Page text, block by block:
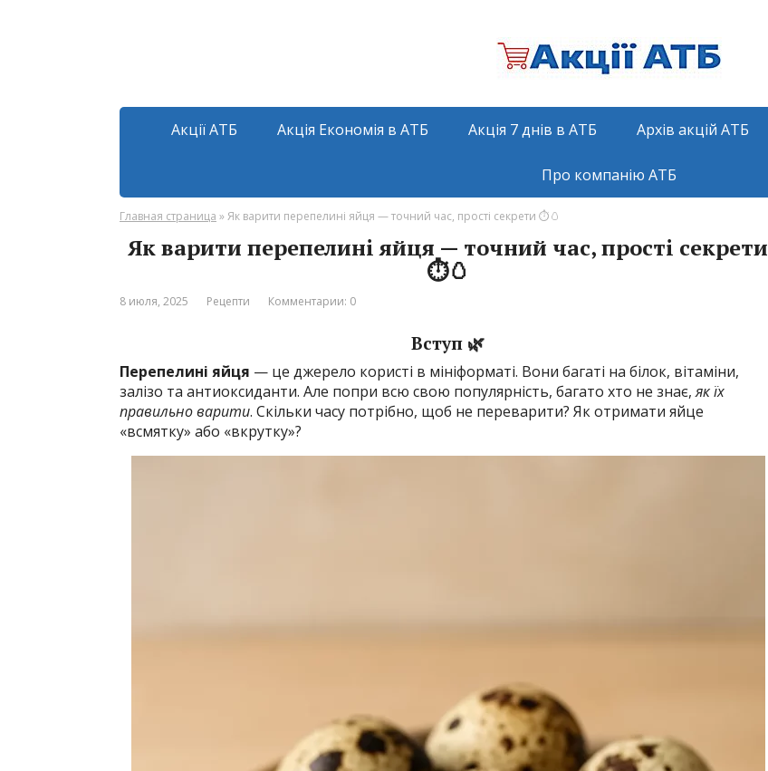
Акції АТБ Акція Економія в АТБ Акція 7 днів в АТБ Архів акцій АТБ
Про компанію АТБ
Главная страница »Як варити перепелині яйця — точний час, прості секрети ⏱️🥚
Як варити перепелині яйця — точний час, прості секрети
⏱️🥚
8 июля, 2025 Рецепти Комментарии: 0
Вступ 🌿
Перепелині яйця — це джерело користі в мініформаті. Вони багаті на білок, вітаміни,
залізо та антиоксиданти. Але попри всю свою популярність, багато хто не знає,як їх
правильно варити. Скільки часу потрібно, щоб не переварити? Як отримати яйце
«всмятку» або «вкрутку»?